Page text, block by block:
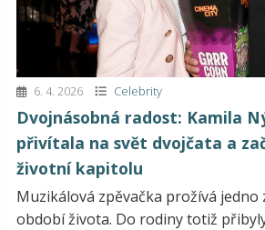
6. 4. 2026 Celebrity
Dvojnásobná radost: Kamila
přivítala na svět dvojčata a
životní kapitolu
Muzikálová zpěvačka prožívá jedno
období života. Do rodiny totiž